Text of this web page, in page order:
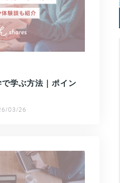
学ぶ方法｜ポイン
03/26